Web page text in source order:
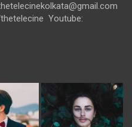
Youtube: